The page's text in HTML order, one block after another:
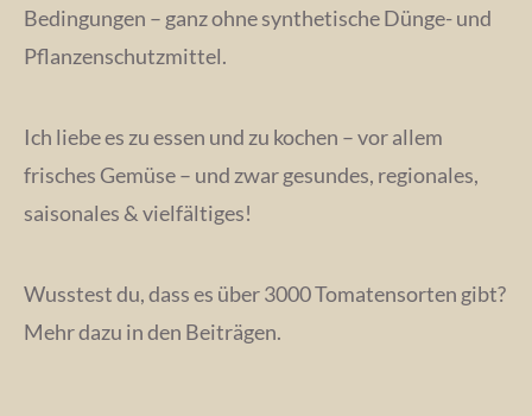
Bedingungen – ganz ohne synthetische Dünge- und
Pflanzenschutzmittel.
Ich liebe es zu essen und zu kochen – vor allem
frisches Gemüse – und zwar gesundes, regionales,
saisonales & vielfältiges!
Wusstest du, dass es über 3000 Tomatensorten gibt?
Mehr dazu in den Beiträgen.